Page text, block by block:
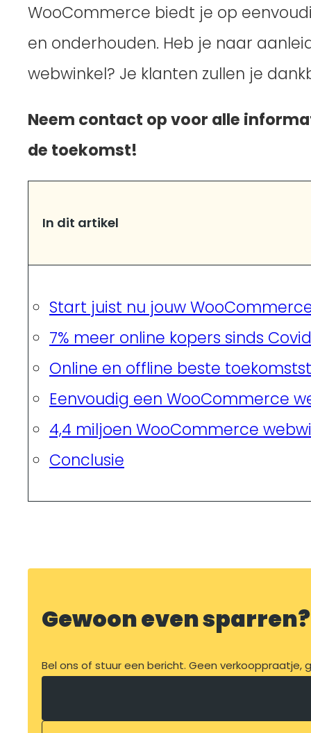
WooCommerce biedt je op
en onderhouden. Heb je naar
webwinkel? Je klanten zullen je
Neem contact op voor alle
de toekomst!
In dit artikel
Start juist nu jouw
7% meer online kopers sinds
Online en offline beste
Eenvoudig een WooCommerce
4,4 miljoen WooCommerce
Conclusie
Gewoon even sparren?
Bel ons of stuur een bericht. Geen verkooppraatje,